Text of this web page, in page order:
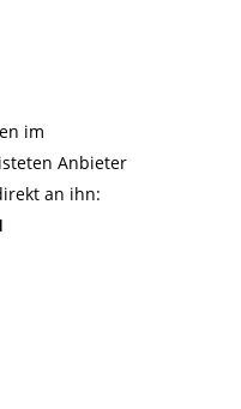
im
Anbieter
an ihn: